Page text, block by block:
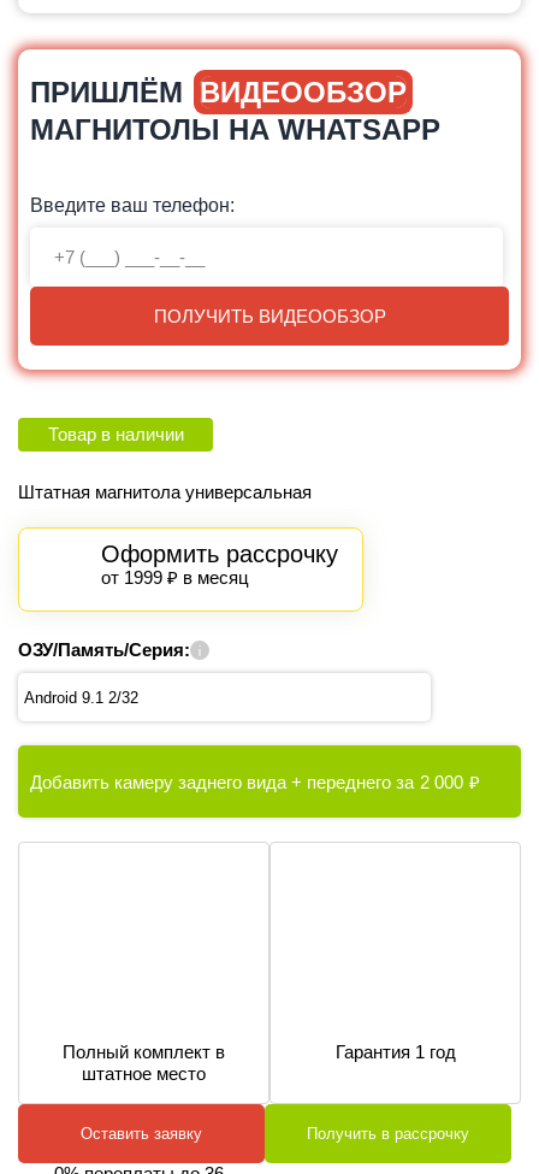
ПРИШЛЁМ ВИДЕООБЗОР
МАГНИТОЛЫ НА WHATSAPP
Введите ваш телефон:
ПОЛУЧИТЬ ВИДЕООБЗОР
Товар в наличии
Штатная магнитола универсальная
Оформить рассрочку
от 1999 ₽ в месяц
ОЗУ/Память/Серия:
Android 9.1 2/32
Добавить камеру заднего вида + переднего за 2 000 ₽
Полный комплект в
штатное место
Гарантия 1 год
Оставить заявку Получить в рассрочку